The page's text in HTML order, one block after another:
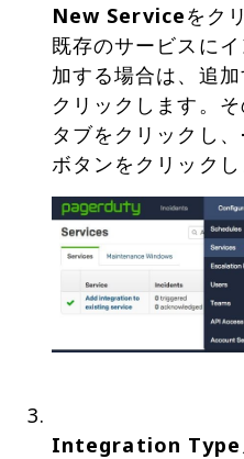
New Serviceをク
既存のサービスに
加する場合は、追
クリックします。そ
タブをクリックし、
Integration Type